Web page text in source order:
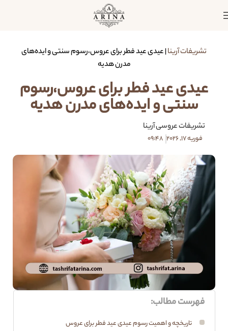
تشریفات آرینا|عیدی عید فطر برای عروس،رسوم سنتی و ایده‌های
مدرن هدیه
عیدی عید فطر برای عروس،رسوم
سنتی و ایده‌های مدرن هدیه
تشریفات عروسی آرینا
فوریه 17, 2026 09:48
فهرست مطالب:
تاریخچه و اهمیت رسوم عیدی عید فطر برای عروس